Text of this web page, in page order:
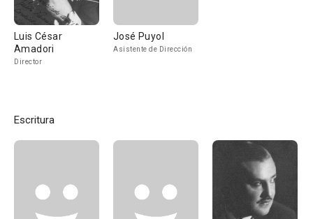
Luis César
Amadori
Director
José Puyol
Asistente de Dirección
Escritura